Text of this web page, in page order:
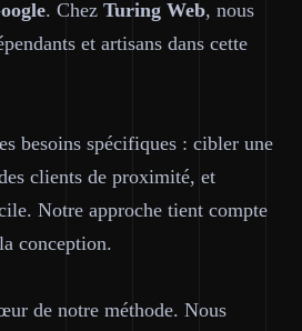
. Chez Turing Web, nous
et artisans dans cette
besoins spécifiques : cibler une
clients de proximité, et
Notre approche tient compte
conception.
de notre méthode. Nous